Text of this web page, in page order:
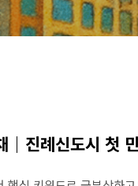
｜진례신도시 첫